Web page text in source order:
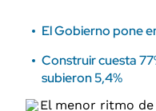
El Gobierno pone
Construir cuesta
subieron 5,4%